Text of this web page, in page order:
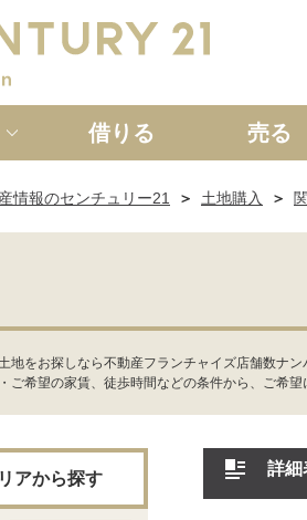
新築一戸建て 中古一
借りる 売る
情報のセンチュリー21 土地購入
地をお探しなら不動産フランチャイズ店舗数ナ
ご希望の家賃、徒歩時間などの条件から、ご希
詳細
アから探す